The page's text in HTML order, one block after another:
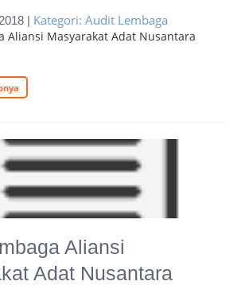
| Kategori: Audit Lembaga
Aliansi Masyarakat Adat Nusantara
Aliansi
Adat Nusantara